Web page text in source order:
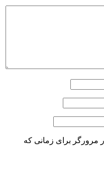
مرورگر برای زمانی که